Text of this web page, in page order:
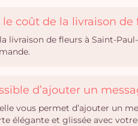
le coût de la livraison
livraison de fleurs à Saint-
d’ajouter un
vous permet d’ajouter un
élégante et glissée avec